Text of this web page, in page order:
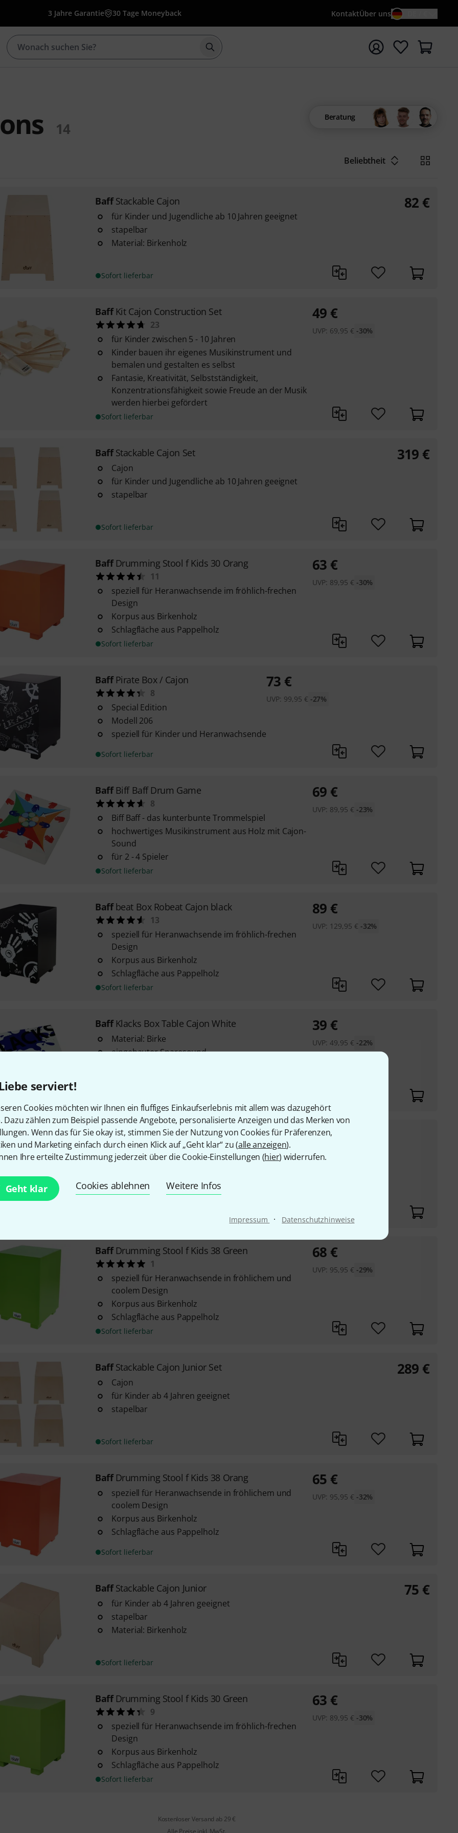
serviert!
Cookies möchten wir Ihnen ein fluffiges Einkaufserlebnis mit allem was dazugehört
Dazu zählen zum Beispiel passende Angebote, personalisierte Anzeigen und das Merken von
Wenn das für Sie okay ist, stimmen Sie der Nutzung von Cookies für Präferenzen,
und Marketing einfach durch einen Klick auf „Geht klar“ zu (alle anzeigen).
Ihre erteilte Zustimmung jederzeit über die Cookie-Einstellungen (hier) widerrufen.
Geht klar Cookies ablehnen Weitere Infos
Impressum · Datenschutzhinweise
3 Jahre Garantie 30 Tage Moneyback KontaktÜber uns
Suche mit Suchwort {searchTerm} starten
14
Beratung
Beliebtheit
Baff Stackable Cajon
für Kinder und Jugendliche ab 10 Jahren geeignet
stapelbar
Material: Birkenholz
Sofort lieferbar
82 €
Baff Kit Cajon Construction Set
23
für Kinder zwischen 5 - 10 Jahren
Kinder bauen ihr eigenes Musikinstrument und
bemalen und gestalten es selbst
Fantasie, Kreativität, Selbstständigkeit,
Konzentrationsfähigkeit sowie Freude an der Musik
werden hierbei gefördert
Sofort lieferbar
49 €
UVP: 69,95 € -30%
Baff Stackable Cajon Set
Cajon
für Kinder und Jugendliche ab 10 Jahren geeignet
stapelbar
Sofort lieferbar
319 €
Baff Drumming Stool f Kids 30 Orang
11
speziell für Heranwachsende im fröhlich-frechen
Design
Korpus aus Birkenholz
Schlagfläche aus Pappelholz
Sofort lieferbar
63 €
UVP: 89,95 € -30%
Baff Pirate Box / Cajon
8
Special Edition
Modell 206
speziell für Kinder und Heranwachsende
Sofort lieferbar
73 €
UVP: 99,95 € -27%
Baff Biff Baff Drum Game
8
Biff Baff - das kunterbunte Trommelspiel
hochwertiges Musikinstrument aus Holz mit Cajon-
Sound
für 2 - 4 Spieler
Sofort lieferbar
69 €
UVP: 89,95 € -23%
Baff beat Box Robeat Cajon black
13
speziell für Heranwachsende im fröhlich-frechen
Design
Korpus aus Birkenholz
Schlagfläche aus Pappelholz
Sofort lieferbar
89 €
UVP: 129,95 € -32%
Baff Klacks Box Table Cajon White
Material: Birke
eingebauter Snaresound
39 €
UVP:49,95 € -22%
Baff beat Box Robeat Cajon WH
7
speziell für Heranwachsende im fröhlich-frechen
Korpus aus Birkenholz
82€
UVP:
Baff Drumming Stool f Kids 38 Green
1
speziell für Heranwachsende in fröhlichem und
coolem Design
Korpus aus Birkenholz
Schlagfläche aus Pappelholz
Sofort lieferbar
68 €
UVP: 95,95 € -29%
Baff Stackable Cajon Junior Set
Cajon
für Kinder ab 4 Jahren geeignet
stapelbar
Sofort lieferbar
289 €
Baff Drumming Stool f Kids 38 Orang
speziell für Heranwachsende in fröhlichem und
coolem Design
Korpus aus Birkenholz
Schlagfläche aus Pappelholz
Sofort lieferbar
65 €
UVP: 95,95 € -32%
Baff Stackable Cajon Junior
für Kinder ab 4 Jahren geeignet
stapelbar
Material: Birkenholz
Sofort lieferbar
75 €
Baff Drumming Stool f Kids 30 Green
9
speziell für Heranwachsende im fröhlich-frechen
Design
Korpus aus Birkenholz
Schlagfläche aus Pappelholz
Sofort lieferbar
63 €
UVP: 89,95 € -30%
Kostenloser Versand ab 29 €
Alle Preise inkl. MwSt.